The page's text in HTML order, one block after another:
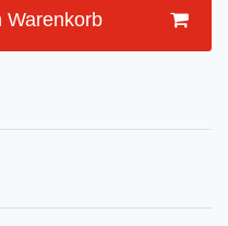
Warenkorb